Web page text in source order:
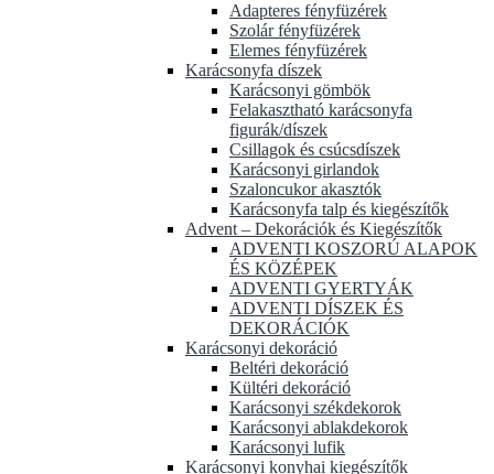
Adapteres fényfüzérek
Szolár fényfüzérek
Elemes fényfüzérek
Karácsonyfa díszek
Karácsonyi gömbök
Felakasztható karácsonyfa
figurák/díszek
Csillagok és csúcsdíszek
Karácsonyi girlandok
Szaloncukor akasztók
Karácsonyfa talp és kiegészítők
Advent – Dekorációk és Kiegészítők
ADVENTI KOSZORÚ ALAPOK
ÉS KÖZÉPEK
ADVENTI GYERTYÁK
ADVENTI DÍSZEK ÉS
DEKORÁCIÓK
Karácsonyi dekoráció
Beltéri dekoráció
Kültéri dekoráció
Karácsonyi székdekorok
Karácsonyi ablakdekorok
Karácsonyi lufik
Karácsonyi konyhai kiegészítők